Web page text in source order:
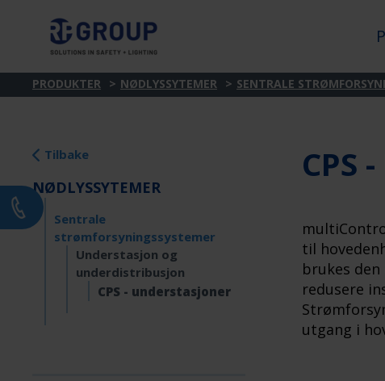
PRODUKTER NØDLYSSYTEMER SENTRALE
Tilbake
NØDLYSSYTEMER
Sentrale
strømforsyningssystemer
Understasjon og
underdistribusjon
CPS - understasjoner
CPS
til
brukes
redusere
utgang i